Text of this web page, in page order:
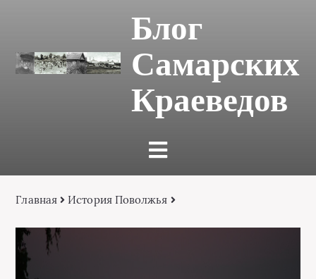
Блог
Самарских
Краеведов
Главная История Поволжья